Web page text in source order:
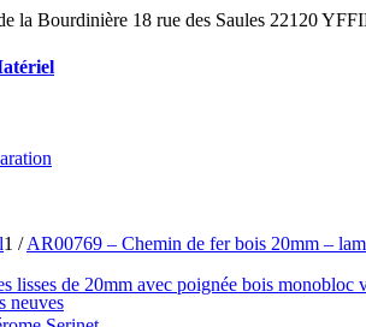
la Bourdinière 18 rue des Saules 22120
neuves
1 / AR00769 – Chemin de fer bois 20mm –